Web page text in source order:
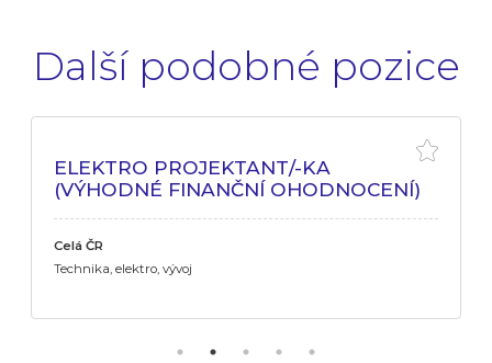
Další podobné pozice
ELEKTRO PROJEKTANT/-KA
(VÝHODNÉ FINANČNÍ OHODNOCENÍ)
Celá ČR
Technika, elektro, vývoj